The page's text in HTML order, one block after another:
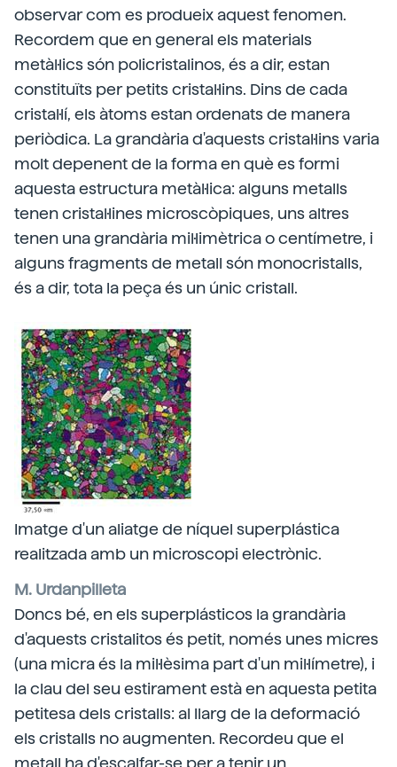
observar com es produeix aquest fenomen.
Recordem que en general els materials
metàl·lics són policristalinos, és a dir, estan
constituïts per petits cristal·lins. Dins de cada
cristal·lí, els àtoms estan ordenats de manera
periòdica. La grandària d'aquests cristal·lins varia
molt depenent de la forma en què es formi
aquesta estructura metàl·lica: alguns metalls
tenen cristal·lines microscòpiques, uns altres
tenen una grandària mil·limètrica o centímetre, i
alguns fragments de metall són monocristalls,
és a dir, tota la peça és un únic cristall.
Imatge d'un aliatge de níquel superplástica
realitzada amb un microscopi electrònic.
M. Urdanpilleta
Doncs bé, en els superplásticos la grandària
d'aquests cristalitos és petit, només unes micres
(una micra és la mil·lèsima part d'un mil·límetre), i
la clau del seu estirament està en aquesta petita
petitesa dels cristalls: al llarg de la deformació
els cristalls no augmenten. Recordeu que el
metall ha d'escalfar-se per a tenir un